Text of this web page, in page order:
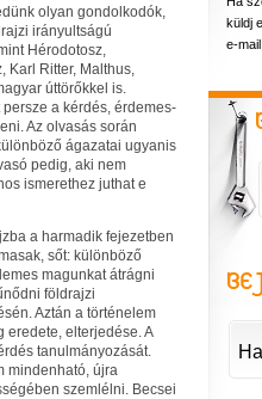
olyan gondolkodók,
irányultságú
Hérodotosz,
Karl Ritter, Malthus,
úttörőkkel is.
persze a kérdés, érdemes-
Az olvasás során
ágazatai ugyanis
pedig, aki nem
ismerethez juthat e
a harmadik fejezetben
sőt: különböző
magunkat átrágni
földrajzi
Aztán a történelem
eredete, elterjedése. A
tanulmányozását.
mindenható, újra
szemlélni. Becsei
küldj
e-